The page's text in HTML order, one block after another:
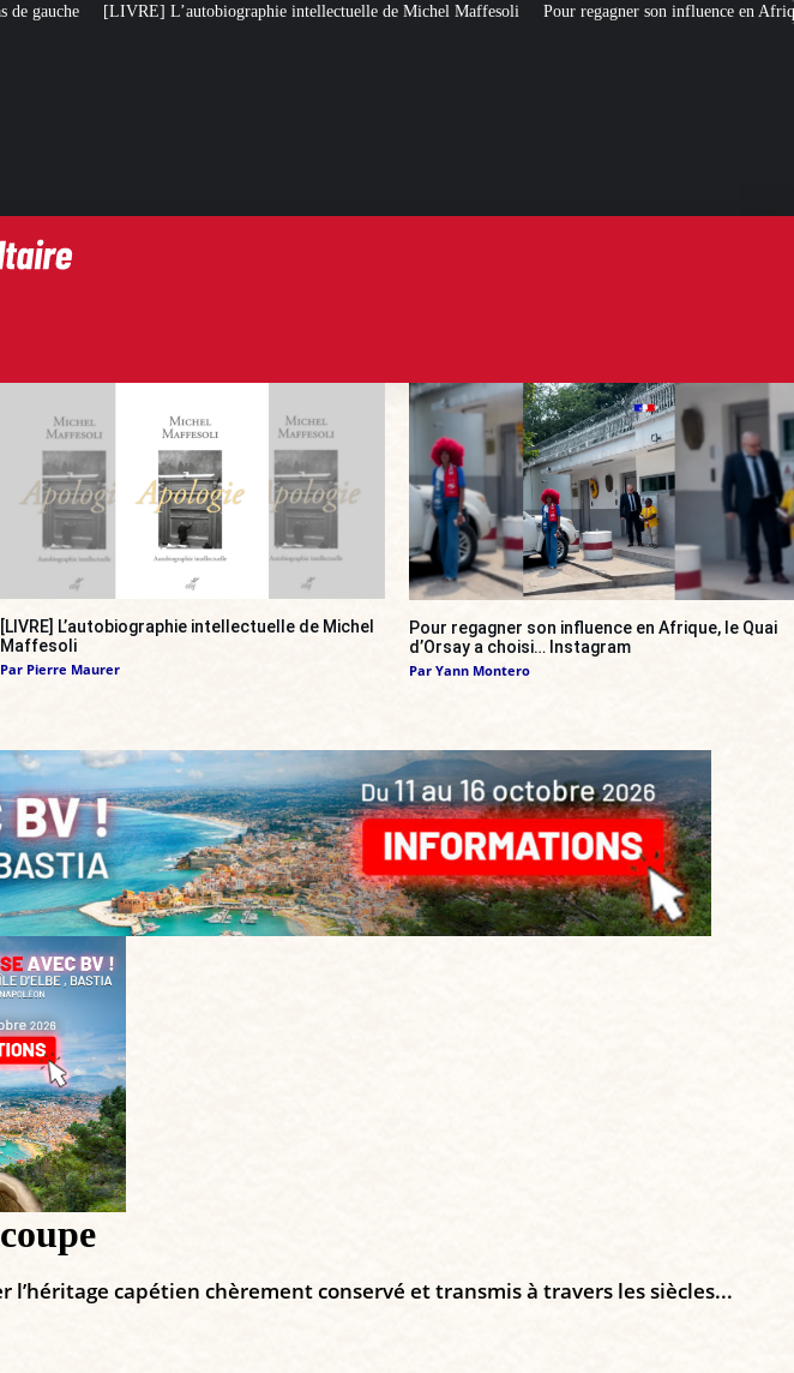
intellectuelle de Michel Maffesoli Pour regagner son influence en Afrique, le Quai d’Orsay a
[LIVRE] L’autobiographie intellectuelle de Michel
Maffesoli
Par Pierre Maurer
Pour regagner son influence en Afrique, le Quai
d’Orsay a choisi… Instagram
Par Yann Montero
capétien chèrement conservé et transmis à travers les siècles...